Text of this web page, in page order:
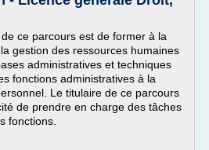
ce parcours est de former à la
gestion des ressources humaines
administratives et techniques
fonctions administratives à la
Le titulaire de ce parcours
de prendre en charge des tâches
fonctions.